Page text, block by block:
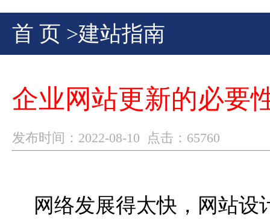
首 页 >建站指南
企业网站更新的必要
发布时间：2022-08-10 点击：65760
网络发展得太快，网站设